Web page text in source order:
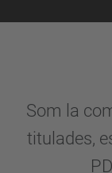
Som la
titulades,